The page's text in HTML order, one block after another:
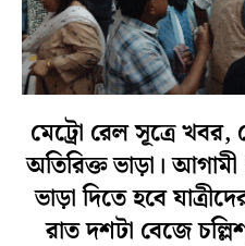
মেট্রো রেল সূত্রে
অতিরিক্ত ভাড়া। আগামী
ভাড়া দিতে হবে
রাত দশটা বেজে